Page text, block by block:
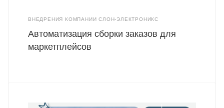
ВНЕДРЕНИЯ КОМПАНИИ СЛОН-ЭЛЕКТРОНИКС
Автоматизация сборки заказов для
маркетплейсов